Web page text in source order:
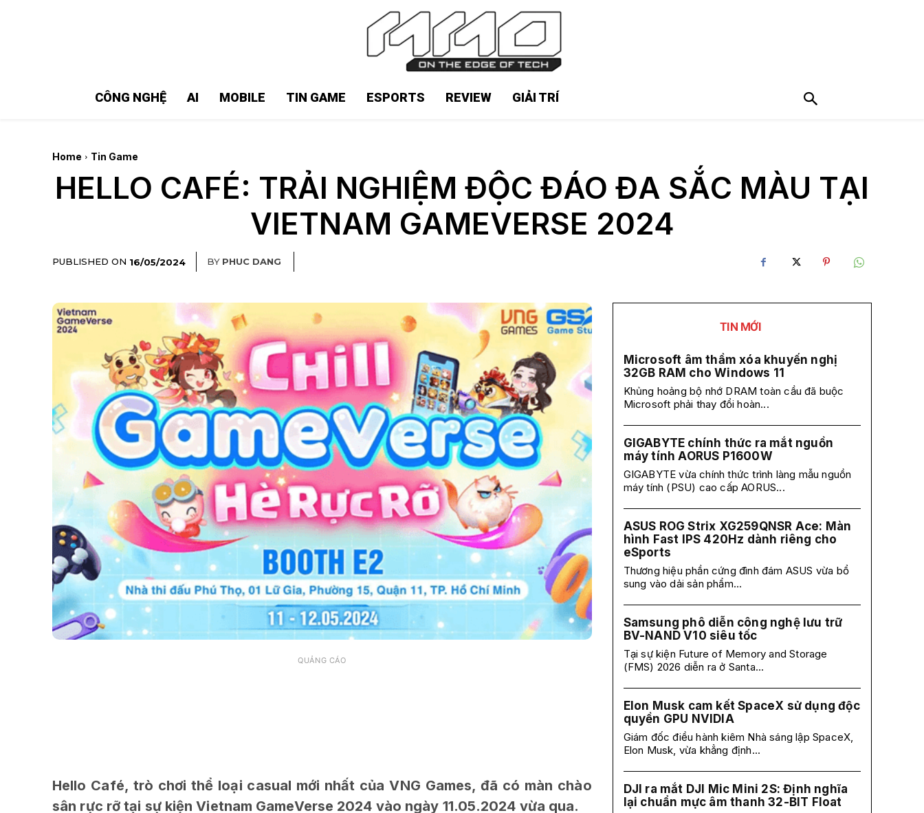
CÔNG NGHỆ AI MOBILE TIN GAME ESPORTS REVIEW GIẢI TRÍ
Home Tin Game
HELLO CAFÉ: TRẢI NGHIỆM ĐỘC ĐÁO ĐA SẮC MÀU TẠI
VIETNAM GAMEVERSE 2024
PUBLISHED ON 16/05/2024 BY PHUC DANG
QUẢNG CÁO
Hello Café, trò chơi thể loại casual mới nhất của VNG Games, đã có màn chào
sân rực rỡ tại sự kiện Vietnam GameVerse 2024 vào ngày 11.05.2024 vừa qua.
TIN MỚI
Microsoft âm thầm xóa khuyến nghị
32GB RAM cho Windows 11
Khủng hoảng bộ nhớ DRAM toàn cầu đã buộc
Microsoft phải thay đổi hoàn...
GIGABYTE chính thức ra mắt nguồn
máy tính AORUS P1600W
GIGABYTE vừa chính thức trình làng mẫu nguồn
máy tính (PSU) cao cấp AORUS...
ASUS ROG Strix XG259QNSR Ace: Màn
hình Fast IPS 420Hz dành riêng cho
eSports
Thương hiệu phần cứng đình đám ASUS vừa bổ
sung vào dải sản phẩm...
Samsung phô diễn công nghệ lưu trữ
BV-NAND V10 siêu tốc
Tại sự kiện Future of Memory and Storage
(FMS) 2026 diễn ra ở Santa...
Elon Musk cam kết SpaceX sử dụng độc
quyền GPU NVIDIA
Giám đốc điều hành kiêm Nhà sáng lập SpaceX,
Elon Musk, vừa khẳng định...
DJI ra mắt DJI Mic Mini 2S: Định nghĩa
lại chuẩn mực âm thanh 32-BIT Float